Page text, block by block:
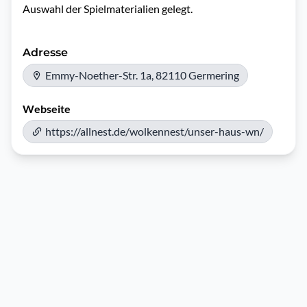
Auswahl der Spielmaterialien gelegt.
Adresse
Emmy-Noether-Str. 1a, 82110 Germering
Webseite
https://allnest.de/wolkennest/unser-haus-wn/